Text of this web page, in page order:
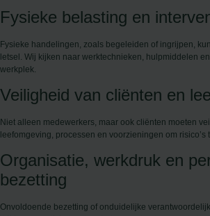
Fysieke belasting en
Fysieke handelingen, zoals begeleiden of ingrijpen,
letsel. Wij kijken naar werktechnieken, hulpmiddelen
werkplek.
Veiligheid van cliënten en
Niet alleen medewerkers, maar ook cliënten moeten
leefomgeving, processen en voorzieningen om risico’s
Organisatie, werkdruk en
bezetting
Onvoldoende bezetting of onduidelijke